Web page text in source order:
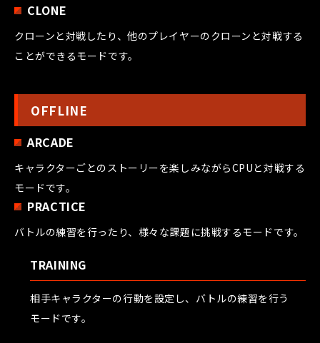
CLONE
クローンと対戦したり、他のプレイヤーのクローンと対戦する
ことができるモードです。
OFFLINE
ARCADE
キャラクターごとのストーリーを楽しみながらCPUと対戦する
モードです。
PRACTICE
バトルの練習を行ったり、様々な課題に挑戦するモードです。
TRAINING
相手キャラクターの行動を設定し、バトルの練習を行う
モードです。